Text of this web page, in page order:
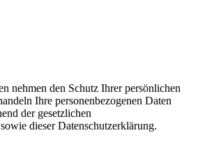
nehmen den Schutz Ihrer persönlichen
Ihre personenbezogenen Daten
der gesetzlichen
dieser Datenschutzerklärung.